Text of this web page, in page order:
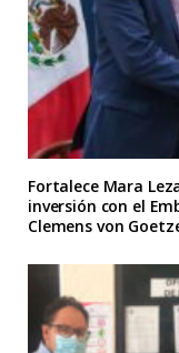
Fortalece Mara
inversión con el
Clemens von